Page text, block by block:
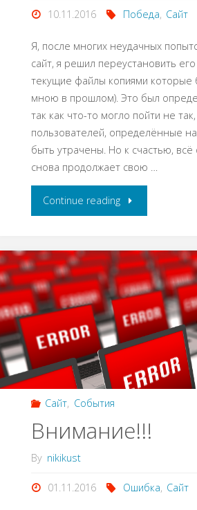
10.11.2016 Победа, Сайт
Я, после многих неудачных
сайт, я решил переустановить
текущие файлы копиями которые
мною в прошлом). Это был
так как что-то могло пойти не
пользователей, определённые
быть утрачены. Но к счастью,
снова продолжает свою …
Continue reading
Сайт, События
Внимание!!!
By nikikust
01.11.2016 Ошибка, Сайт